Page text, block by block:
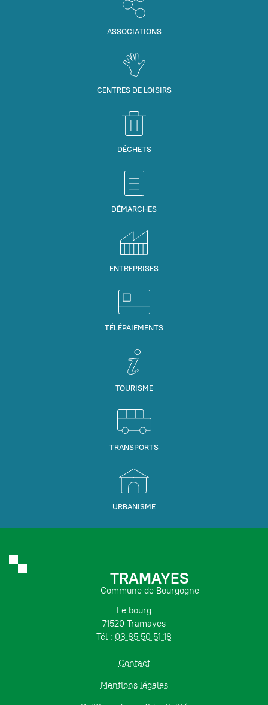
ASSOCIATIONS
CENTRES DE LOISIRS
DÉCHETS
DÉMARCHES
ENTREPRISES
TÉLÉPAIEMENTS
TOURISME
TRANSPORTS
URBANISME
TRAMAYES
Commune de Bourgogne
Le bourg
71520 Tramayes
Tél : 03 85 50 51 18
Contact
Mentions légales